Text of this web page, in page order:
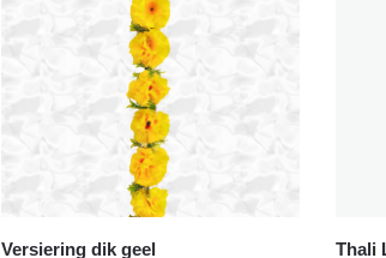
Versiering dik geel Thali